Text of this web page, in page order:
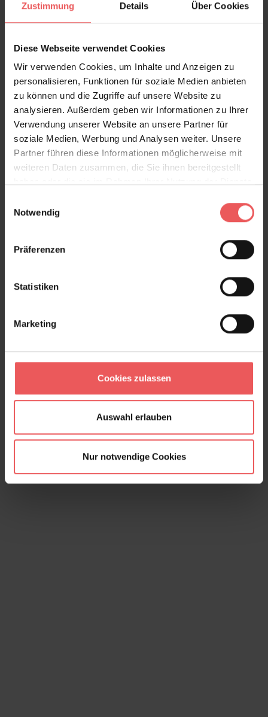
Zustimmung Details Über Cookies
Diese Webseite verwendet Cookies
Wir verwenden Cookies, um Inhalte und Anzeigen zu
personalisieren, Funktionen für soziale Medien anbieten
zu können und die Zugriffe auf unsere Website zu
analysieren. Außerdem geben wir Informationen zu Ihrer
Verwendung unserer Website an unsere Partner für
soziale Medien, Werbung und Analysen weiter. Unsere
Partner führen diese Informationen möglicherweise mit
weiteren Daten zusammen, die Sie ihnen bereitgestellt
Notwendig
Präferenzen
Statistiken
Marketing
Cookies zulassen
Auswahl erlauben
Nur notwendige Cookies
Migrating Birds, chalk blue
78,00 €
Migrating Birds, slate blue
78,00 €